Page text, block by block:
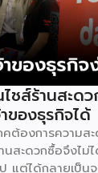
Group เจ้าข
ไทยแล้วได้ลอง
Franchise นำ
กรูปแบบรถเข็นข
ม่มี” เพราะบะ
ที่ Cabalen นำ
ด้วย ขณะที่บะห
แรกจึงไม่ประสบ
ชส์ร้านสะด
ของธุรกิจได้
องการความสะ
นสะดวกซื้อจึงไม่
แต่ได้กลายเป็น